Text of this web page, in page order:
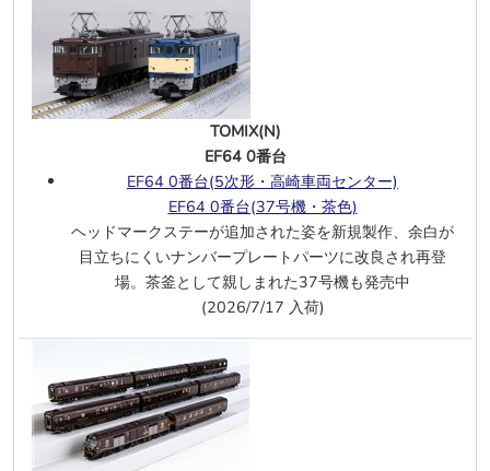
キハ52 首都圏色 M付
DE10 JR九州仕様
Greenbrier Tank 8 Car Set, GBRX
SetA、SetB
SD70ACe UP #8962
グリーンマックス(N)
キハ143形(156+157) 2両
キハ141／142形 2両M付
京急600形(更新車・KEIKYU BLUE SKY
TRAIN・20周年記念装備)8両
カツミ(J)
小田急1000形 未更新・地下鉄対応車
シングルアームパンタ 4両
ROCO(HO)
IC2000 ダブルデッカー 2等車2両 エポ
TOMIX(N)
EF64 0番台
EF64 0番台(5次形・高崎車両センター)
EF64 0番台(37号機・茶色)
ヘッドマークステーが追加された姿を新規製作、余白が
目立ちにくいナンバープレートパーツに改良され再登
場。茶釜として親しまれた37号機も発売中
(2026/7/17 入荷)